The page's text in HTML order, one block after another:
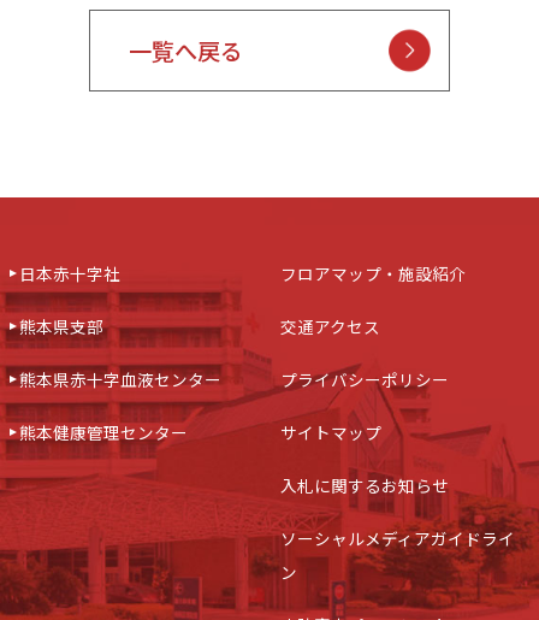
一覧へ戻る
日本赤十字社
熊本県支部
熊本県赤十字血液センター
熊本健康管理センター
フロアマップ・施設紹介
交通アクセス
プライバシーポリシー
サイトマップ
入札に関するお知らせ
ソーシャルメディアガイドライ
ン